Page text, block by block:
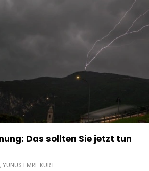
Das sollten Sie jetzt tun
YUNUS EMRE KURT